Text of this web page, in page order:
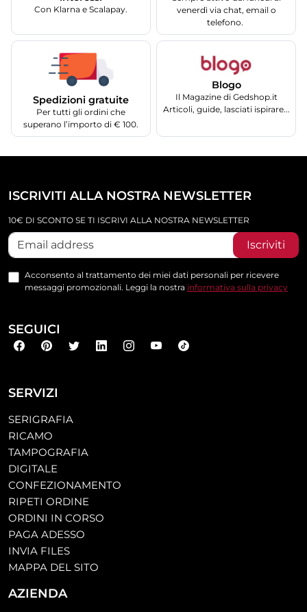
Con Klarna e Scalapay.
venerdì via chat, email o
telefono.
Spedizioni gratuite
Per tutti gli ordini che
superano l’importo di € 100.
Blogo
Il Magazine di Gedshop.it
Articoli, guide, lasciati ispirare...
SERVIZI
SERIGRAFIA
RICAMO
TAMPOGRAFIA
DIGITALE
CONFEZIONAMENTO
RIPETI ORDINE
ORDINI IN CORSO
PAGA ADESSO
INVIA FILES
MAPPA DEL SITO
AZIENDA
ISCRIVITI ALLA NOSTRA NEWSLETTER
10€ DI SCONTO SE TI ISCRIVI ALLA NOSTRA NEWSLETTER
Iscriviti
Acconsento al trattamento dei miei dati personali per ricevere
messaggi promozionali. Leggi la nostra informativa sulla privacy
SEGUICI